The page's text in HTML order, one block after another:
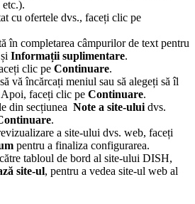
cu ofertele dvs., faceți clic pe
în completarea câmpurilor de text pentru
și Informații suplimentare.
clic pe Continuare.
vă încărcați meniul sau să alegeți să îl
faceți clic pe Continuare.
din secțiunea Note a site-ului dvs.
.
a site-ului dvs. web, faceți
pentru a finaliza configurarea.
tabloul de bord al site-ului DISH,
site-ul, pentru a vedea site-ul web al